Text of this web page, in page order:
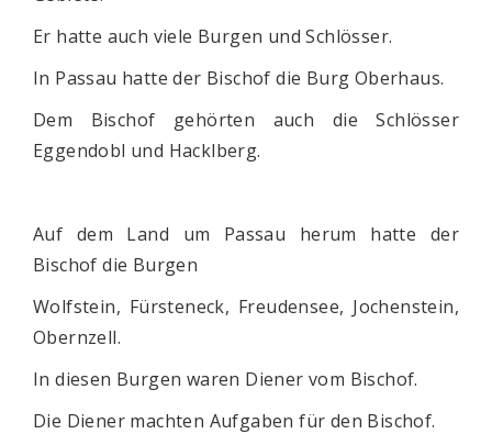
Er hatte auch viele Burgen und Schlösser.
In Passau hatte der Bischof die Burg Oberhaus.
Dem Bischof gehörten auch die Schlösser
Eggendobl und Hacklberg.
Auf dem Land um Passau herum hatte der
Bischof die Burgen
Wolfstein, Fürsteneck, Freudensee, Jochenstein,
Obernzell.
In diesen Burgen waren Diener vom Bischof.
Die Diener machten Aufgaben für den Bischof.